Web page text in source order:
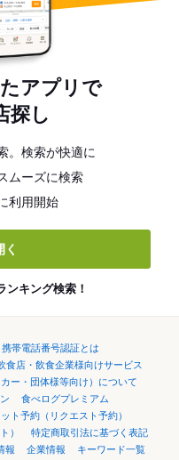
アプリで
探し
。検索が快適に
ムーズに検索
利用開始
く
ンキング検索！
携帯電話番号認証とは
食店・飲食企業様向けサービス
ー・団体様等向け）について
食べログプレミアム
ト予約（リクエスト予約）
）
特定商取引法に基づく表記
報 企業情報 キーワード一覧